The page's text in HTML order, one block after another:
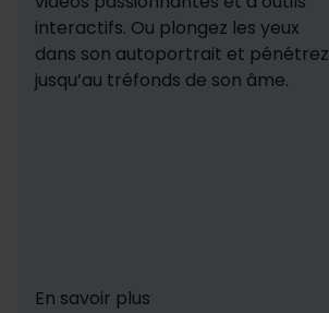
interactifs. Ou plongez les yeux
dans son autoportrait et pénétrez
jusqu’au tréfonds de son âme. ​​ ​​
En savoir plus